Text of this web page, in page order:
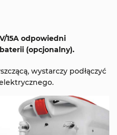
15A odpowiedni
(opcjonalny).
wystarczy podłączyć